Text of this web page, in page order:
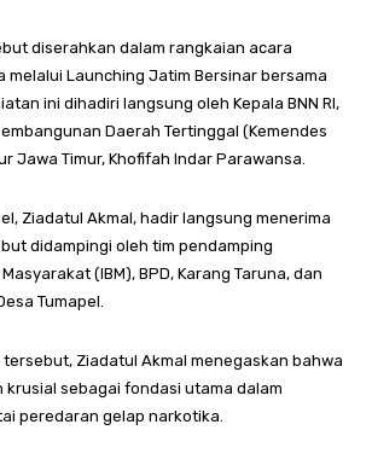
diserahkan dalam rangkaian acara
melalui Launching Jatim Bersinar bersama
ini dihadiri langsung oleh Kepala BNN RI,
Daerah Tertinggal (Kemendes
Jawa Timur, Khofifah Indar Parawansa.
Ziadatul Akmal, hadir langsung menerima
didampingi oleh tim pendamping
(IBM), BPD, Karang Taruna, dan
Tumapel.
Ziadatul Akmal menegaskan bahwa
krusial sebagai fondasi utama dalam
peredaran gelap narkotika.